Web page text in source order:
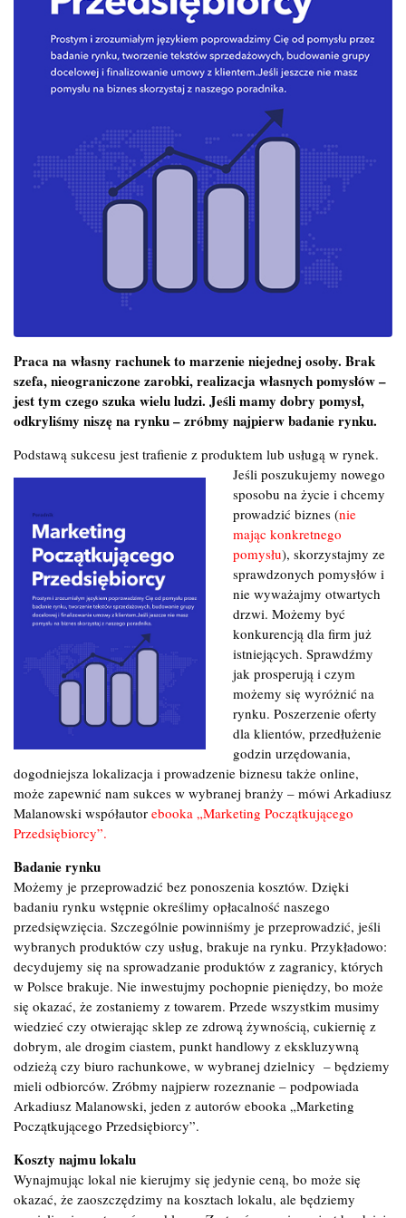
Praca na własny rachunek to marzenie niejednej osoby. Brak
szefa, nieograniczone zarobki, realizacja własnych pomysłów –
jest tym czego szuka wielu ludzi. Jeśli mamy dobry pomysł,
odkryliśmy niszę na rynku – zróbmy najpierw badanie rynku.
Podstawą sukcesu jest trafienie z produktem lub usługą w rynek.
Jeśli poszukujemy nowego
sposobu na życie i chcemy
prowadzić biznes (nie
mając konkretnego
pomysłu), skorzystajmy ze
sprawdzonych pomysłów i
nie wyważajmy otwartych
drzwi. Możemy być
konkurencją dla firm już
istniejących. Sprawdźmy
jak prosperują i czym
możemy się wyróżnić na
rynku. Poszerzenie oferty
dla klientów, przedłużenie
godzin urzędowania,
dogodniejsza lokalizacja i prowadzenie biznesu także online,
może zapewnić nam sukces w wybranej branży – mówi Arkadiusz
Malanowski współautor ebooka „Marketing Początkującego
Przedsiębiorcy”.
Badanie rynku
Możemy je przeprowadzić bez ponoszenia kosztów. Dzięki
badaniu rynku wstępnie określimy opłacalność naszego
przedsięwzięcia. Szczególnie powinniśmy je przeprowadzić, jeśli
wybranych produktów czy usług, brakuje na rynku. Przykładowo:
decydujemy się na sprowadzanie produktów z zagranicy, których
w Polsce brakuje. Nie inwestujmy pochopnie pieniędzy, bo może
się okazać, że zostaniemy z towarem. Przede wszystkim musimy
wiedzieć czy otwierając sklep ze zdrową żywnością, cukiernię z
dobrym, ale drogim ciastem, punkt handlowy z ekskluzywną
odzieżą czy biuro rachunkowe, w wybranej dzielnicy – będziemy
mieli odbiorców. Zróbmy najpierw rozeznanie – podpowiada
Arkadiusz Malanowski, jeden z autorów ebooka „Marketing
Początkującego Przedsiębiorcy”.
Koszty najmu lokalu
Wynajmując lokal nie kierujmy się jedynie ceną, bo może się
okazać, że zaoszczędzimy na kosztach lokalu, ale będziemy